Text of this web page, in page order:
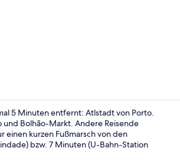
5 Minuten entfernt: Atlstadt von Porto.
und Bolhão-Markt. Andere Reisende
einen kurzen Fußmarsch von den
bzw. 7 Minuten (U-Bahn-Station